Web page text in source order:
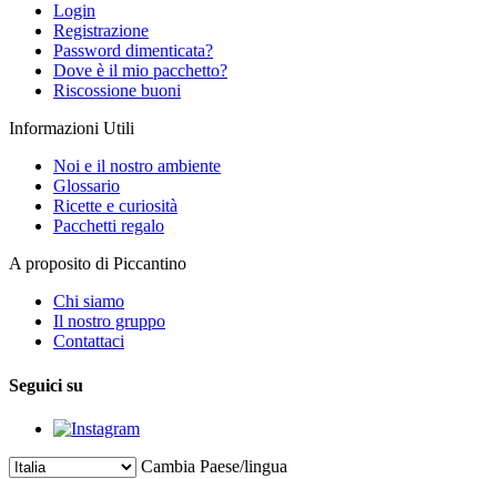
Login
Registrazione
Password dimenticata?
Dove è il mio pacchetto?
Riscossione buoni
Informazioni Utili
Noi e il nostro ambiente
Glossario
Ricette e curiosità
Pacchetti regalo
A proposito di Piccantino
Chi siamo
Il nostro gruppo
Contattaci
Seguici su
Cambia Paese/lingua